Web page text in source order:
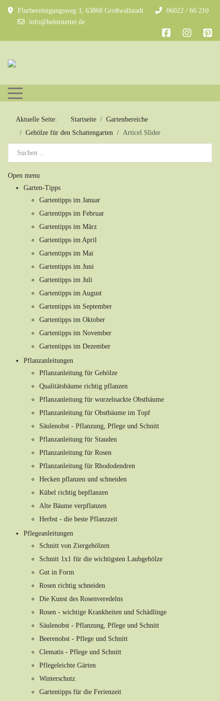
Flurbereinigungsweg 3, 63868 Großwallstadt
06022 / 66 210
info@helmstetter.de
Mobile Menu Toggle
Aktuelle Seite: Startseite
Gartenbereiche
Gehölze für den Schattengarten
Articel Slider
Open menu
Garten-Tipps
Gartentipps im Januar
Gartentipps im Februar
Gartentipps im März
Gartentipps im April
Gartentipps im Mai
Gartentipps im Juni
Gartentipps im Juli
Gartentipps im August
Gartentipps im September
Gartentipps im Oktober
Gartentipps im November
Gartentipps im Dezember
Pflanzanleitungen
Pflanzanleitung für Gehölze
Qualitätsbäume richtig pflanzen
Pflanzanleitung für wurzelnackte Obstbäume
Pflanzanleitung für Obstbäume im Topf
Säulenobst - Pflanzung, Pflege und Schnitt
Pflanzanleitung für Stauden
Pflanzanleitung für Rosen
Pflanzanleitung für Rhododendren
Hecken pflanzen und schneiden
Kübel richtig bepflanzen
Alte Bäume verpflanzen
Herbst - die beste Pflanzzeit
Pflegeanleitungen
Schnitt von Ziergehölzen
Schnitt 1x1 für die wichtigsten Laubgehölze
Gut in Form
Rosen richtig schneiden
Die Kunst des Rosenveredelns
Rosen - wichtige Krankheiten und Schädlinge
Säulenobst - Pflanzung, Pflege und Schnitt
Beerenobst - Pflege und Schnitt
Clematis - Pflege und Schnitt
Pflegeleichte Gärten
Winterschutz
Gartentipps für die Ferienzeit